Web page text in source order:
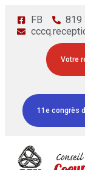
FB
819
Votre
11e congrès